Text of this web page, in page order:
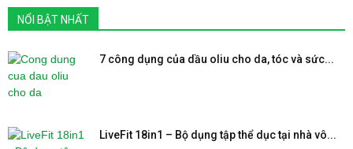
NỔI BẬT NHẤT
7 công dụng của dầu oliu cho da, tóc và sức...
LiveFit 18in1 – Bộ dụng tập thể dục tại nhà vô...